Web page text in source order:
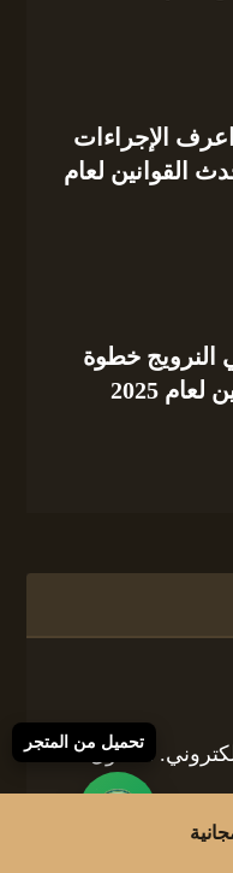
الإجراءات
القوانين لعام
النرويج خطوة
2025
الحقول
تحميل من المتجر